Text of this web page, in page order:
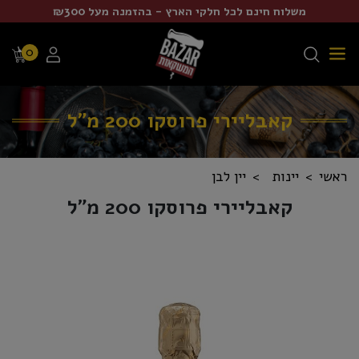
משלוח חינם לכל חלקי הארץ - בהזמנה מעל ₪300
0
קאבליירי פרוסקו 200 מ"ל
ראשי יינות יין לבן
קאבליירי פרוסקו 200 מ"ל